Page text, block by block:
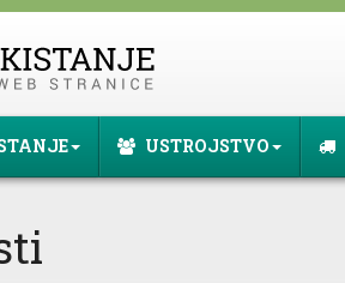
USTROJSTVO